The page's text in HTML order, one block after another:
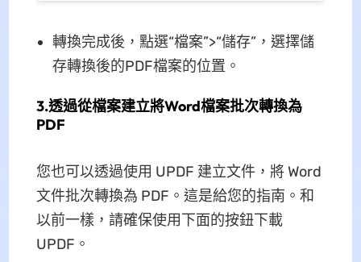
轉換完成後，點選“檔案”>“儲存”，選擇儲
存轉換後的PDF檔案的位置。
3.透過從檔案建立將Word檔案批次轉換為
PDF
您也可以透過使用 UPDF 建立文件，將 Word
文件批次轉換為 PDF。這是給您的指南。和
以前一樣，請確保使用下面的按鈕下載
UPDF。